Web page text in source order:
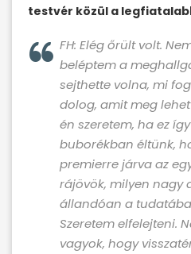
testvér közül a
FH: Elég őrült volt.
beléptem a
sejthette volna, mi
dolog, amit meg
én szeretem, ha ez
buborékban éltünk,
premierre járva az
rájövök, milyen nagy
állandóan a
Szeretem elfelejteni.
vagyok, hogy